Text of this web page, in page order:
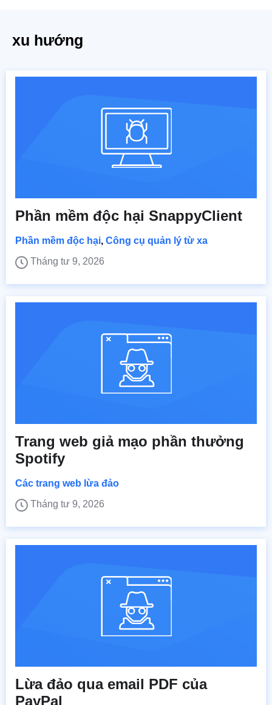
xu hướng
Phần mềm độc hại SnappyClient
Phần mềm độc hại, Công cụ quản lý từ xa
Tháng tư 9, 2026
Trang web giả mạo phần thưởng
Spotify
Các trang web lừa đảo
Tháng tư 9, 2026
Lừa đảo qua email PDF của
PayPal